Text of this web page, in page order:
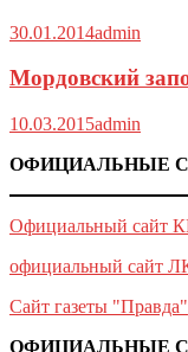
30.01.2014admin
Мордовский
10.03.2015admin
ОФИЦИАЛЬНЫЕ
Официальный сайт
официальный сайт
Сайт газеты "Правда"
ОФИЦИАЛЬНЫЕ